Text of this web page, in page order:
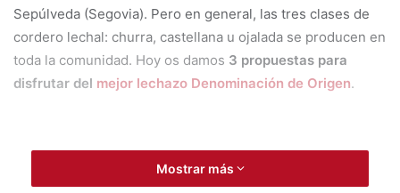
Sepúlveda (Segovia). Pero en general, las tres clases de
cordero lechal: churra, castellana u ojalada se producen en
toda la comunidad. Hoy os damos 3 propuestas para
disfrutar del mejor lechazo Denominación de Origen.
Mostrar más